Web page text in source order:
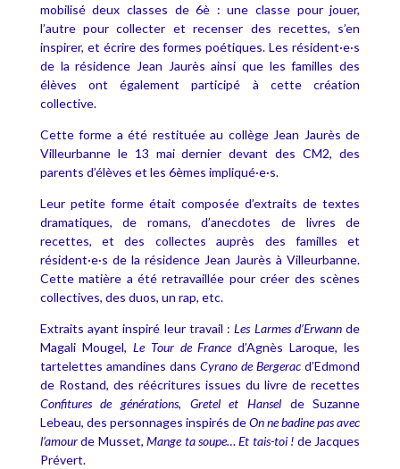
mobilisé deux classes de 6è : une classe pour jouer,
l’autre pour collecter et recenser des recettes, s’en
inspirer, et écrire des formes poétiques. Les résident·e·s
de la résidence Jean Jaurès ainsi que les familles des
élèves ont également participé à cette création
collective.
Cette forme a été restituée au collège Jean Jaurès de
Villeurbanne le 13 mai dernier devant des CM2, des
parents d’élèves et les 6èmes impliqué·e·s.
Leur petite forme était composée d’extraits de textes
dramatiques, de romans, d’anecdotes de livres de
recettes, et des collectes auprès des familles et
résident·e·s de la résidence Jean Jaurès à Villeurbanne.
Cette matière a été retravaillée pour créer des scènes
collectives, des duos, un rap, etc.
Extraits ayant inspiré leur travail :Les Larmes d’Erwannde
Magali Mougel, Le Tour de Franced’Agnès Laroque, les
tartelettes amandines dans Cyrano de Bergerac d’Edmond
de Rostand, des réécritures issues du livre de recettes
Confitures de générations, Gretel et Hanselde Suzanne
Lebeau, des personnages inspirés deOn ne badine pas avec
l’amourde Musset,Mange ta soupe… Et tais-toi ! de Jacques
Prévert.